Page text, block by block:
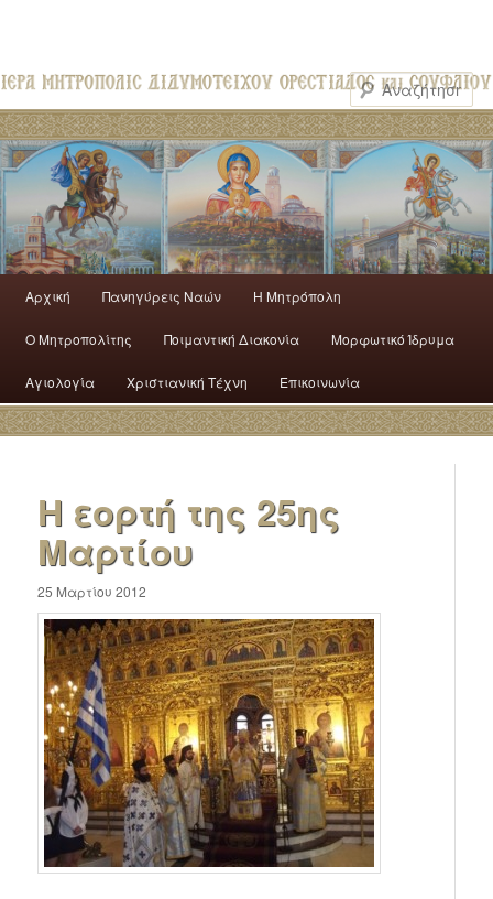
Αρχική Πανηγύρεις Ναών H Mητρόπολη
Ο Mητροπολίτης Ποιμαντική Διακονία Μορφωτικό Ίδρυμα
Αγιολογία Χριστιανική Τέχνη Επικοινωνία
Η εορτή της 25ης
Μαρτίου
25 Μαρτίου 2012